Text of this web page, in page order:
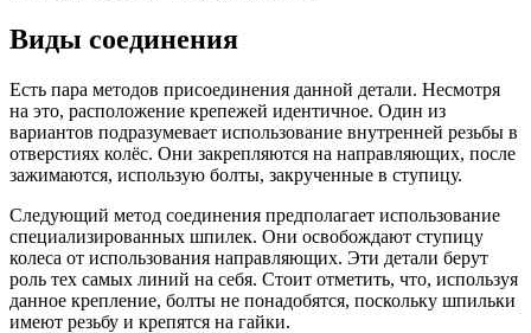
Виды соединения
Есть пара методов присоединения данной детали. Несмотря
на это, расположение крепежей идентичное. Один из
вариантов подразумевает использование внутренней резьбы в
отверстиях колёс. Они закрепляются на направляющих, после
зажимаются, использую болты, закрученные в ступицу.
Следующий метод соединения предполагает использование
специализированных шпилек. Они освобождают ступицу
колеса от использования направляющих. Эти детали берут
роль тех самых линий на себя. Стоит отметить, что, используя
данное крепление, болты не понадобятся, поскольку шпильки
имеют резьбу и крепятся на гайки.